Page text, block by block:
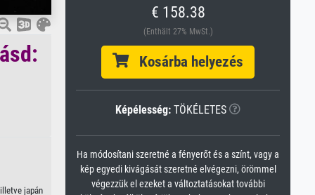
japán
€ 158.38
(Enthält 27% MwSt.)
Kosárba helyezés
Képélesség: TÖKÉLETES
Ha módosítani szeretné a fényerőt és a színt, vagy a
kép egyedi kivágását szeretné elvégezni, örömmel
végezzük el ezeket a változtatásokat további